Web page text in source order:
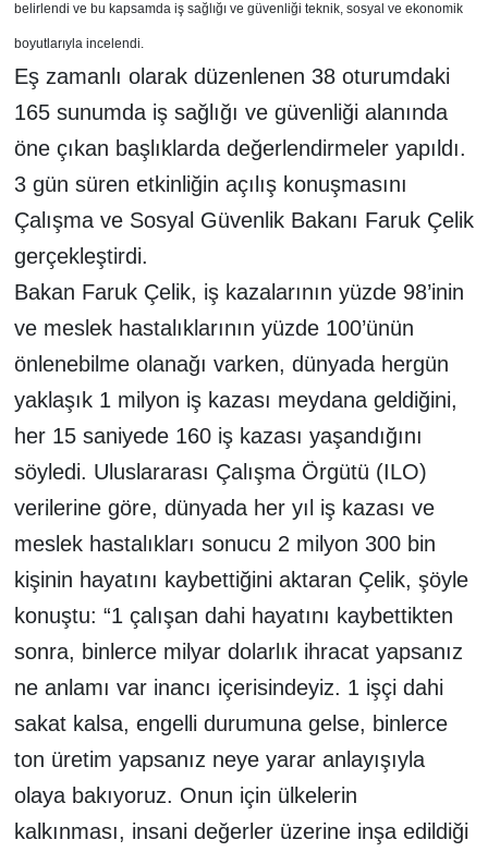
belirlendi ve bu kapsamda iş sağlığı ve güvenliği teknik, sosyal ve ekonomik
boyutlarıyla incelendi.
Eş zamanlı olarak düzenlenen 38 oturumdaki
165 sunumda iş sağlığı ve güvenliği alanında
öne çıkan başlıklarda değerlendirmeler yapıldı.
3 gün süren etkinliğin açılış konuşmasını
Çalışma ve Sosyal Güvenlik Bakanı Faruk Çelik
gerçekleştirdi.
Bakan Faruk Çelik, iş kazalarının yüzde 98’inin
ve meslek hastalıklarının yüzde 100’ünün
önlenebilme olanağı varken, dünyada hergün
yaklaşık 1 milyon iş kazası meydana geldiğini,
her 15 saniyede 160 iş kazası yaşandığını
söyledi. Uluslararası Çalışma Örgütü (ILO)
verilerine göre, dünyada her yıl iş kazası ve
meslek hastalıkları sonucu 2 milyon 300 bin
kişinin hayatını kaybettiğini aktaran Çelik, şöyle
konuştu: “1 çalışan dahi hayatını kaybettikten
sonra, binlerce milyar dolarlık ihracat yapsanız
ne anlamı var inancı içerisindeyiz. 1 işçi dahi
sakat kalsa, engelli durumuna gelse, binlerce
ton üretim yapsanız neye yarar anlayışıyla
olaya bakıyoruz. Onun için ülkelerin
kalkınması, insani değerler üzerine inşa edildiği